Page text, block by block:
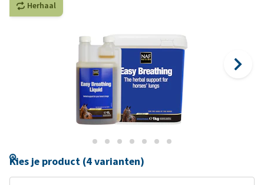
Herhaal
Kies je product (4 varianten)